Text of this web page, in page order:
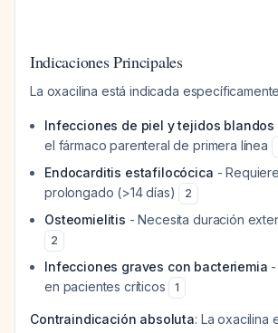
Indicaciones Principales
La oxacilina está indicada
Infecciones de piel y tejidos blandos
el fármaco parenteral de primera línea
Endocarditis estafilocócica -
prolongado (>14 días)
2
Osteomielitis - Necesita duración
2
Infecciones graves con bacteriemia
en pacientes críticos
1
Contraindicación absoluta: La oxacilina